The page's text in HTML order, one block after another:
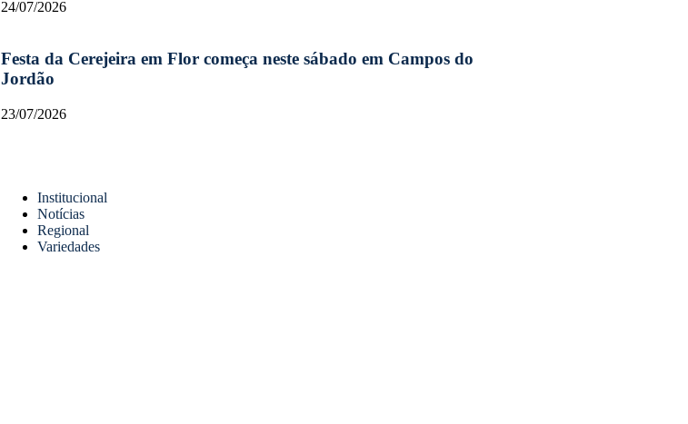
24/07/2026
Festa da Cerejeira em Flor começa neste sábado em Campos do
Jordão
23/07/2026
Institucional
Notícias
Regional
Variedades